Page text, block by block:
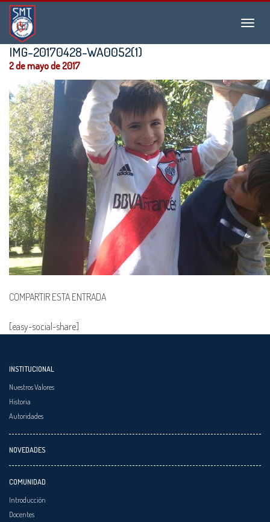
Menu
Instituto
San
Martín
de
Tours
IMG-20170428-WA0052(1)
2 de mayo de 2017
COMPARTIR ESTA ENTRADA
[easy-social-share]
INSTITUCIONAL
Nuestros Valores
Historia
Autoridades
NOVEDADES
COMUNIDAD
Introducción
Docentes